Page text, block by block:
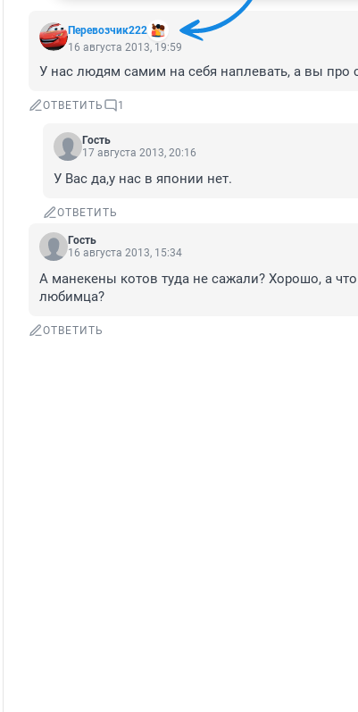
Перевозчик222
16 августа 2013, 19:59
У нас людям самим на себя наплевать, а вы про
ОТВЕТИТЬ 1
Гость
17 августа 2013, 20:16
У Вас да,у нас в японии нет.
ОТВЕТИТЬ
Гость
16 августа 2013, 15:34
А манекены котов туда не сажали? Хорошо, а
любимца?
ОТВЕТИТЬ